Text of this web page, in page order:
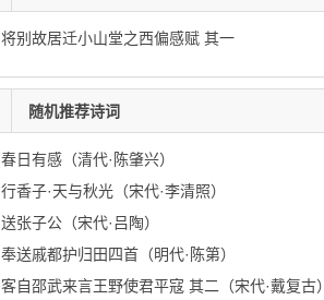
将别故居迁小山堂之西偏感赋 其一
随机推荐诗词
春日有感（清代·陈肇兴）
行香子·天与秋光（宋代·李清照）
送张子公（宋代·吕陶）
奉送戚都护归田四首（明代·陈第）
客自邵武来言王野使君平寇 其二（宋代·戴复古）